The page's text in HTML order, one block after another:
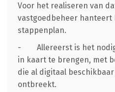
Voor het realiseren van
vastgoedbeheer hanteert
stappenplan.
- Allereerst is het nodig
in kaart te brengen, met
die al digitaal
ontbreekt.